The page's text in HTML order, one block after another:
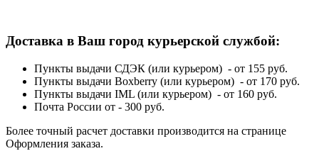
Доставка в Ваш город курьерской службой:
Пункты выдачи СДЭК (или курьером) - от 155 руб.
Пункты выдачи Boxberry (или курьером) - от 170 руб.
Пункты выдачи IML (или курьером) - от 160 руб.
Почта России от - 300 руб.
Более точный расчет доставки производится на странице
Оформления заказа.